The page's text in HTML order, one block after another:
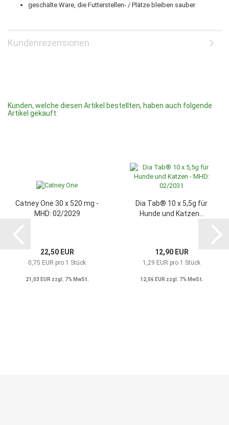
geschälte Ware, die Futterstellen- / Plätze bleiben sauber
Kundenrezensionen
Kunden, welche diesen Artikel bestellten, haben auch folgende
Artikel gekauft:
Catney One 30 x 520 mg -
MHD: 02/2029
22,50 EUR
0,75 EUR pro 1 Stück
21,03 EUR zzgl. 7% MwSt.
Dia Tab® 10 x 5,5g für
Hunde und Katzen...
12,90 EUR
1,29 EUR pro 1 Stück
12,06 EUR zzgl. 7% MwSt.